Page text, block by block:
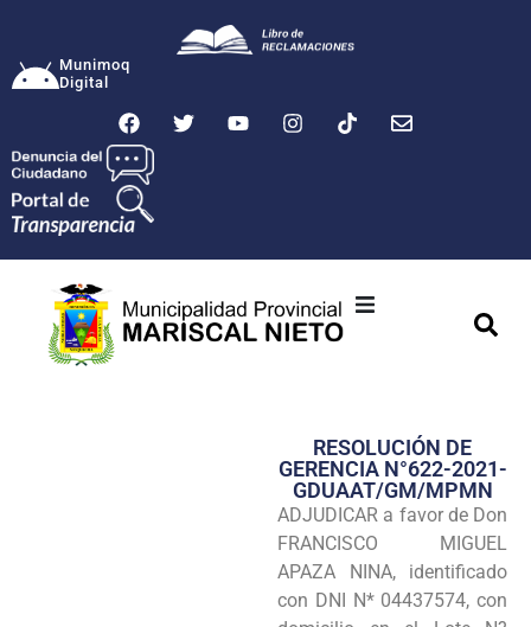
Munimoq
Digital
Transparencia
Seguridad
Programas
Intranet
RESOLUCIÓN DE
GERENCIA N°622-2021-
GDUAAT/GM/MPMN
ADJUDICAR a favor de Don
FRANCISCO MIGUEL
APAZA NINA, identificado
con DNI N* 04437574, con